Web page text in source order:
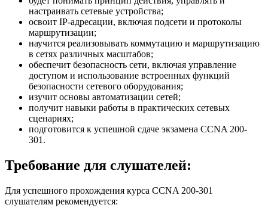
настраивать сетевые устройства;
освоит IP-адресации, включая подсети и протоколы
маршрутизации;
научится реализовывать коммутацию и маршрутизацию
в сетях различных масштабов;
обеспечит безопасность сети, включая управление
доступом и использование встроенных функций
безопасности сетевого оборудования;
изучит основы автоматизации сетей;
получит навыки работы в практических сетевых
сценариях;
подготовится к успешной сдаче экзамена CCNA 200-
301.
Требование для слушателей:
Для успешного прохождения курса CCNA 200-301
слушателям рекомендуется: